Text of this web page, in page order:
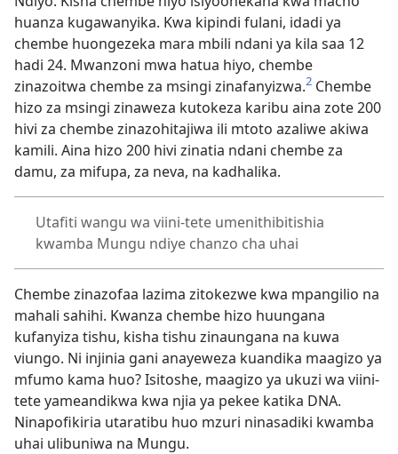
huanza kugawanyika. Kwa kipindi fulani, idadi ya
chembe huongezeka mara mbili ndani ya kila saa 12
hadi 24. Mwanzoni mwa hatua hiyo, chembe
zinazoitwa chembe za msingi zinafanyizwa.2 Chembe
hizo za msingi zinaweza kutokeza karibu aina zote 200
hivi za chembe zinazohitajiwa ili mtoto azaliwe akiwa
kamili. Aina hizo 200 hivi zinatia ndani chembe za
damu, za mifupa, za neva, na kadhalika.
Utafiti wangu wa viini-tete umenithibitishia
kwamba Mungu ndiye chanzo cha uhai
Chembe zinazofaa lazima zitokezwe kwa mpangilio na
mahali sahihi. Kwanza chembe hizo huungana
kufanyiza tishu, kisha tishu zinaungana na kuwa
viungo. Ni injinia gani anayeweza kuandika maagizo ya
mfumo kama huo? Isitoshe, maagizo ya ukuzi wa viini-
tete yameandikwa kwa njia ya pekee katika DNA.
Ninapofikiria utaratibu huo mzuri ninasadiki kwamba
uhai ulibuniwa na Mungu.